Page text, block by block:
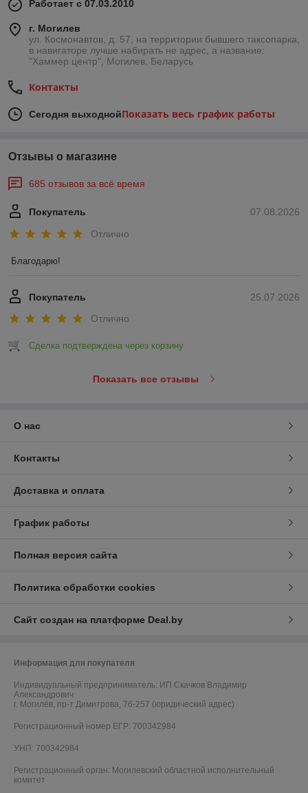
Работает с 07.03.2010
г. Могилев
ул. Космонавтов, д. 57, на территории бывшего таксопарка,
в навигаторе лучше набирать не адрес, а название:
"Хаммер центр", Могилев, Беларусь
Контакты
Сегодня выходнойПоказать весь график работы
Отзывы о магазине
685 отзывов за всё время
07.08.2026
Покупатель
Отлично
Благодарю!
25.07.2026
Покупатель
Отлично
Сделка подтверждена через корзину
Показать все отзывы
О нас
Контакты
Доставка и оплата
График работы
Полная версия сайта
Политика обработки cookies
Сайт создан на платформе Deal.by
Информация для покупателя
Индивидуальный предприниматель: ИП Скачков Владимир
Александрович
г. Могилёв, пр-т Димитрова, 76-257 (юридический адрес)
Регистрационный номер ЕГР: 700342984
УНП: 700342984
Регистрационный орган: Могилевский областной исполнительный
комитет